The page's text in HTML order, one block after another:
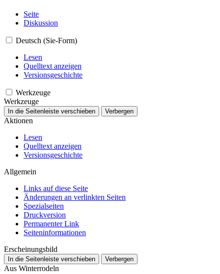
Seite
Diskussion
Deutsch (Sie-Form)
Lesen
Quelltext anzeigen
Versionsgeschichte
Werkzeuge
Werkzeuge
In die Seitenleiste verschieben Verbergen
Aktionen
Lesen
Quelltext anzeigen
Versionsgeschichte
Allgemein
Links auf diese Seite
Änderungen an verlinkten Seiten
Spezialseiten
Druckversion
Permanenter Link
Seiten­­informationen
Erscheinungsbild
In die Seitenleiste verschieben Verbergen
Aus Winterrodeln